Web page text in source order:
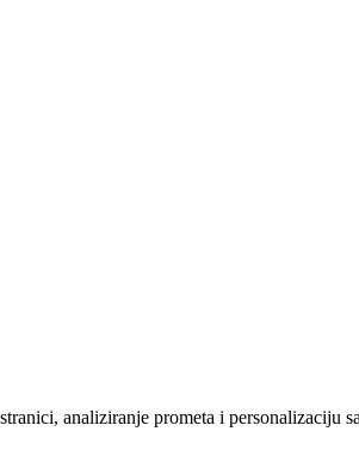
analiziranje prometa i personalizaciju